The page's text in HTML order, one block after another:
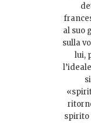
al suo
sulla
lui,
spirito